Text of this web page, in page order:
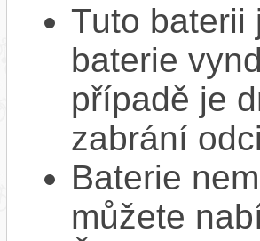
Tuto baterii
baterie
případě je
zabrání
Baterie
můžete